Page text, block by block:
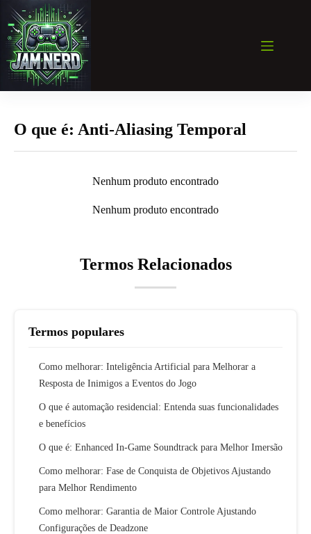
para
conteúdo
O que é: Anti-Aliasing Temporal
Nenhum produto encontrado
Nenhum produto encontrado
Termos Relacionados
Termos populares
Como melhorar: Inteligência Artificial para Melhorar a
Resposta de Inimigos a Eventos do Jogo
O que é automação residencial: Entenda suas funcionalidades
e benefícios
O que é: Enhanced In-Game Soundtrack para Melhor Imersão
Como melhorar: Fase de Conquista de Objetivos Ajustando
para Melhor Rendimento
Como melhorar: Garantia de Maior Controle Ajustando
Configurações de Deadzone